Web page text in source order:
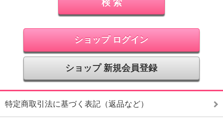
ショップ ログイン
ショップ 新規会員登録
特定商取引法に基づく表記（返品など）